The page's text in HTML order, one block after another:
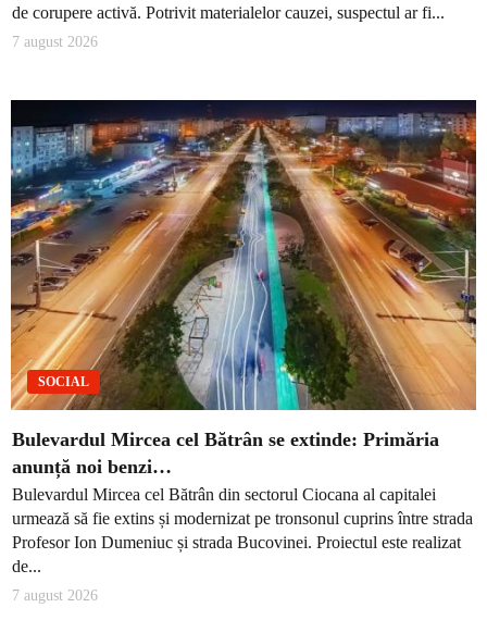
de corupere activă. Potrivit materialelor cauzei, suspectul ar fi...
7 august 2026
SOCIAL
Bulevardul Mircea cel Bătrân se extinde: Primăria
anunță noi benzi…
Bulevardul Mircea cel Bătrân din sectorul Ciocana al capitalei
urmează să fie extins și modernizat pe tronsonul cuprins între strada
Profesor Ion Dumeniuc și strada Bucovinei. Proiectul este realizat
de...
7 august 2026